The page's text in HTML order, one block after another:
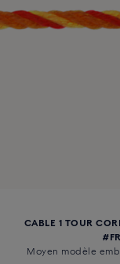
CABLE 1 TOUR
Moyen modèle